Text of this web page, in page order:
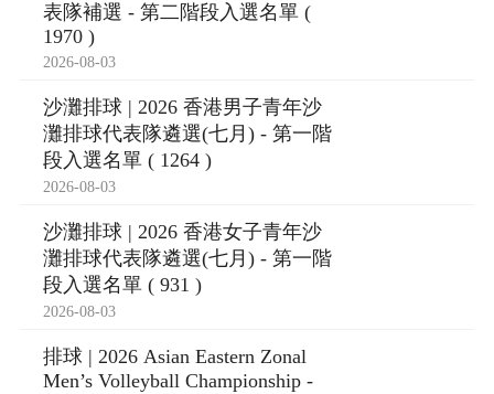
表隊補選 - 第二階段入選名單 (
1970 )
2026-08-03
沙灘排球 | 2026 香港男子青年沙
灘排球代表隊遴選(七月) - 第一階
段入選名單 ( 1264 )
2026-08-03
沙灘排球 | 2026 香港女子青年沙
灘排球代表隊遴選(七月) - 第一階
段入選名單 ( 931 )
2026-08-03
排球 | 2026 Asian Eastern Zonal
Men’s Volleyball Championship -